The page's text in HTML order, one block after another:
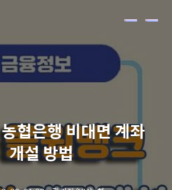
메
협은행 비대면 계좌
개설 방법